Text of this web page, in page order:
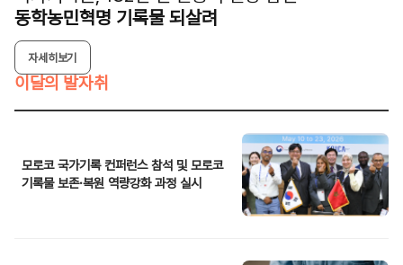
동학농민혁명 기록물 되살려
자세히보기
이달의 발자취
모로코 국가기록 컨퍼런스 참석 및 모로코
기록물 보존·복원 역량강화 과정 실시